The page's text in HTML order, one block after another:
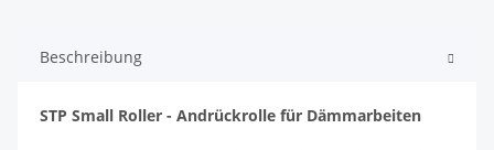
Beschreibung
STP Small Roller - Andrückrolle für Dämmarbeiten